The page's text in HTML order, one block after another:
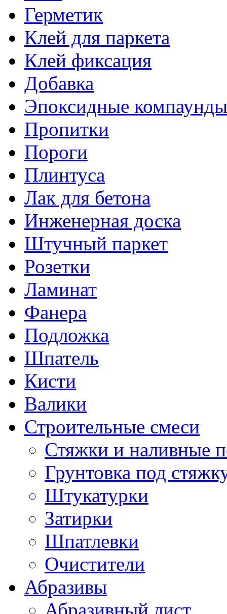
Герметик
Клей для паркета
Клей фиксация
Добавка
Эпоксидные компаунды
Пропитки
Пороги
Плинтуса
Лак для бетона
Инженерная доска
Штучный паркет
Розетки
Ламинат
Фанера
Подложка
Шпатель
Кисти
Валики
Строительные смеси
Стяжки и наливные
Грунтовка под
Штукатурки
Затирки
Шпатлевки
Очистители
Абразивы